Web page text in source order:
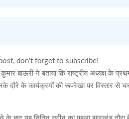
don't forget to subscribe!
बाऊरी ने बताया कि राष्ट्रीय अध्यक्ष के
दौरे के कार्यक्रमों की रूपरेखा पर विस्तार से